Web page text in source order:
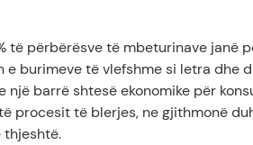
të përbërësve të mbeturinave janë
burimeve të vlefshme si letra dhe
barrë shtesë ekonomike për
procesit të blerjes, ne gjithmonë
thjeshtë.